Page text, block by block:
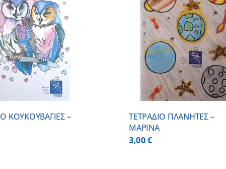
ΚΟΥΚΟΥΒΑΓΙΕΣ –
ADD TO CART /
ΤΕΤΡΑΔΙΟ ΠΛΑΝΗΤΕΣ –
ΜΑΡΙΝΑ
3,00€
ADD TO CART /